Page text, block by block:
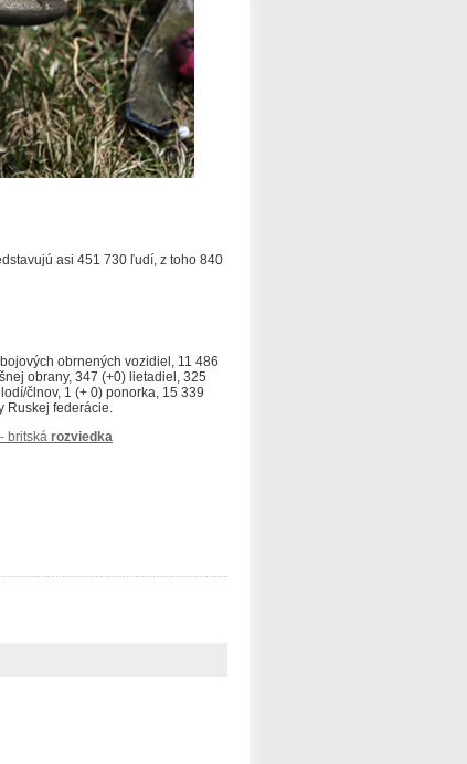
asi 451 730 ľudí, z toho 840
obrnených vozidiel, 11 486
obrany, 347 (+0) lietadiel, 325
člnov, 1 (+ 0) ponorka, 15 339
Ruskej federácie.
britská rozviedka